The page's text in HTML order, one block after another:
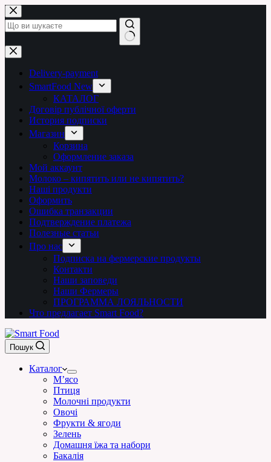
Перейти
до
вмісту
Немає
результатів
Delivery-payment
SmartFood New
КАТАЛОГ
Договір публічної оферти
История подписки
Магазин
Корзина
Оформление заказа
Мой аккаунт
Молоко – кипятить или не кипятить?
Наші продукти
Оформить
Ошибка транзакции
Подтверждение платежа
Полезные статьи
Про нас
Подписка на фермерские продукты
Контакти
Наши заповеди
Наши Фермеры
ПРОГРАММА ЛОЯЛЬНОСТИ
Что предлагает Smart Food?
Пошук
Каталог
М’ясо
Птиця
Молочні продукти
Овочі
Фрукти & ягоди
Зелень
Домашня їжа та набори
Бакалія